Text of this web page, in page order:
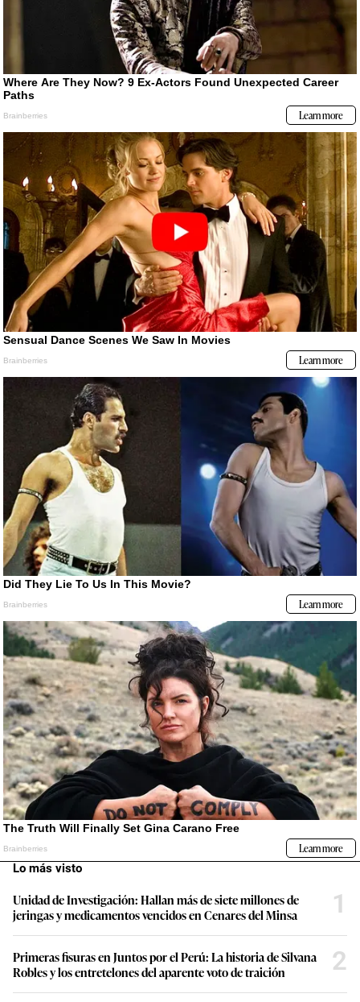
Lo más visto
Unidad de Investigación: Hallan más de siete millones de
jeringas y medicamentos vencidos en Cenares del Minsa
1
Primeras fisuras en Juntos por el Perú: La historia de Silvana
Robles y los entretelones del aparente voto de traición
2